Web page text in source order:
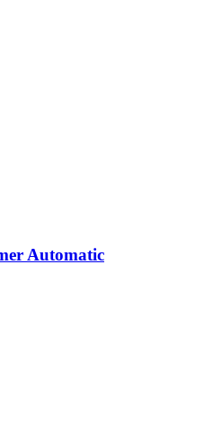
Automatic